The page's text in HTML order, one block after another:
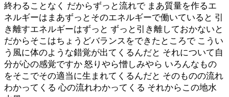
終わることなく だからずっと流れで まあ質量を作るエ
ネルギーはまあずっとそのエネルギーで働いていると 引
き離すエネルギーはずっと ずっと引き離しておかないと
だからそこはちょうどバランスをできたところで こうい
う風に体のような錯覚が出てくるんだと それについて自
分が心の感覚ですか 怒りやら憎しみやら いろんなもの
をそこでその適当に生まれてくるんだと そのものの流れ
わかってくる 心の流れわかってくる それからこの地水